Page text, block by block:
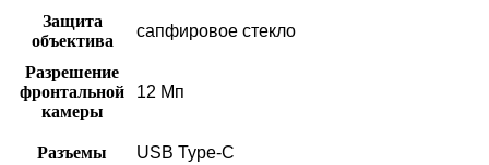
Защита
объектива
сапфировое стекло
Разрешение
фронтальной
камеры
12 Мп
Разъемы USB Type-C